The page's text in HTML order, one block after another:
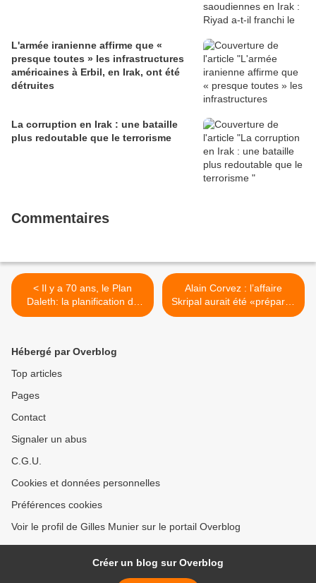
L'armée iranienne affirme que «
presque toutes » les infrastructures
américaines à Erbil, en Irak, ont été
détruites
La corruption en Irak : une bataille
plus redoutable que le terrorisme
Commentaires
< Il y a 70 ans, le Plan
Daleth: la planification du
nettoyage ethnique de la
Alain Corvez : l’affaire
Skripal aurait été «préparée
à l’avance» par les
Hébergé par Overblog
Top articles
Pages
Contact
Signaler un abus
C.G.U.
Cookies et données personnelles
Préférences cookies
Voir le profil de Gilles Munier sur le portail Overblog
Créer un blog sur Overblog